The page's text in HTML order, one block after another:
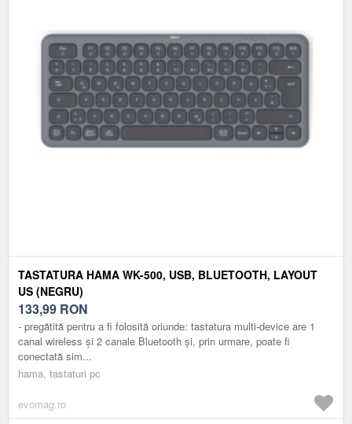
TASTATURA HAMA WK-500, USB, BLUETOOTH, LAYOUT
US (NEGRU)
133,99 RON
- pregătită pentru a fi folosită oriunde: tastatura multi-device are 1
canal wireless și 2 canale Bluetooth și, prin urmare, poate fi
conectată sim...
hama, tastaturi pc
evomag.ro